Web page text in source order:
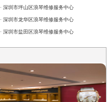
· 深圳市坪山区浪琴维修服务中心
· 深圳市龙华区浪琴维修服务中心
· 深圳市盐田区浪琴维修服务中心